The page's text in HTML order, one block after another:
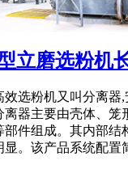
立磨选粉机
效选粉机又叫分离器
离器主要由壳体、笼
部件组成。其内部结
显。该产品系统配置